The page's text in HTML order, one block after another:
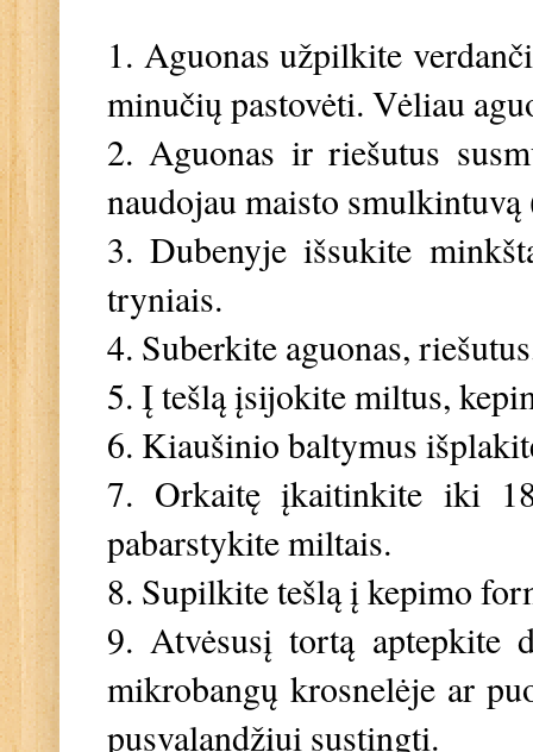
1. Aguonas užpilkite
minučių pastovėti. Vėliau
2. Aguonas ir riešutus
naudojau maisto
3. Dubenyje išsukite
tryniais.
4. Suberkite aguonas,
5. Į tešlą įsijokite miltus,
6. Kiaušinio baltymus
7. Orkaitę įkaitinkite iki
pabarstykite miltais.
8. Supilkite tešlą į kepimo
9. Atvėsusį tortą aptepkite
mikrobangų krosnelėje ar
pusvalandžiui sustingti.